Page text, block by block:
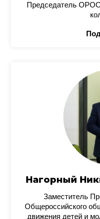
Председатель
Нагорный
Заместитель
Общероссийского
движения детей и